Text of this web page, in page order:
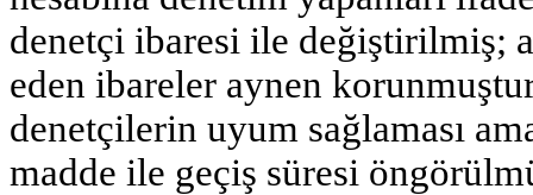
denetçi ibaresi ile değiştirilmiş;
eden ibareler aynen
denetçilerin uyum sağlaması
madde ile geçiş süresi